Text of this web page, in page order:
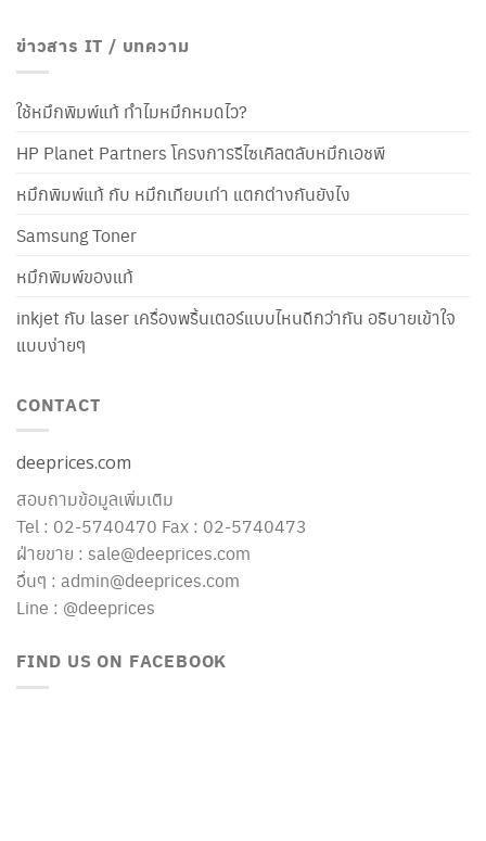
ข่าวสาร IT / บทความ
ใช้หมึกพิมพ์แท้ ทำไมหมึกหมดไว?
HP Planet Partners โครงการรีไซเคิลตลับหมึกเอชพี
หมึกพิมพ์แท้ กับ หมึกเทียบเท่า แตกต่างกันยังไง
Samsung Toner
หมึกพิมพ์ของแท้
inkjet กับ laser เครื่องพริ้นเตอร์แบบไหนดีกว่ากัน อธิบายเข้าใจ
แบบง่ายๆ
CONTACT
deeprices.com
สอบถามข้อมูลเพิ่มเติม
Tel : 02-5740470 Fax : 02-5740473
ฝ่ายขาย : sale@deeprices.com
อื่นๆ : admin@deeprices.com
Line : @deeprices
FIND US ON FACEBOOK